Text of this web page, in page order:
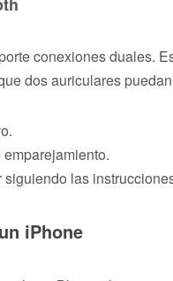
conexiones duales.
dos auriculares
las
iPhone